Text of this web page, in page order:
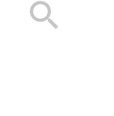
جوين (أبو خليل)